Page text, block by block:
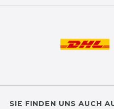
SIE FINDEN UNS AUCH